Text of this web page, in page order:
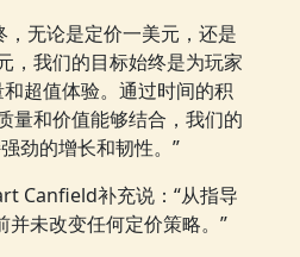
，无论是定价一美元，还是
，我们的目标始终是为玩家
超值体验。通过时间的积
量和价值能够结合，我们的
劲的增长和韧性。”
Canfield补充说：“从指导
并未改变任何定价策略。”